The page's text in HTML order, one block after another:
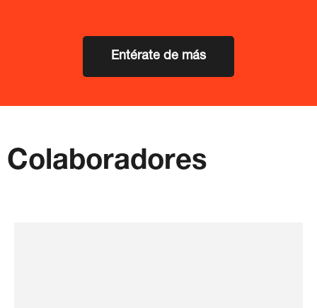
Entérate de más
Colaboradores